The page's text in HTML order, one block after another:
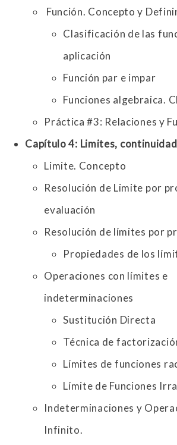
Función. Concepto y
Clasificación de las
aplicación
Función par e impar
Funciones algebraica.
Práctica #3: Relaciones y
Capítulo 4: Limites,
Limite. Concepto
Resolución de Limite por
evaluación
Resolución de límites por
Propiedades de los
Operaciones con límites e
indeterminaciones
Sustitución Directa
Técnica de
Límites de funciones
Límite de Funciones
Indeterminaciones y
Infinito.